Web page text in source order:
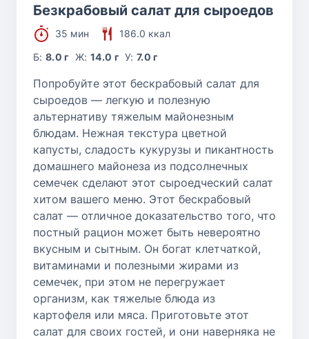
Безкрабовый салат для сыроедов
35 мин
186.0 ккал
Б:8.0 г Ж: 14.0 г У:7.0 г
Попробуйте этот бескрабовый салат для
сыроедов — легкую и полезную
альтернативу тяжелым майонезным
блюдам. Нежная текстура цветной
капусты, сладость кукурузы и пикантность
домашнего майонеза из подсолнечных
семечек сделают этот сыроедческий салат
хитом вашего меню. Этот бескрабовый
салат — отличное доказательство того, что
постный рацион может быть невероятно
вкусным и сытным. Он богат клетчаткой,
витаминами и полезными жирами из
семечек, при этом не перегружает
организм, как тяжелые блюда из
картофеля или мяса. Приготовьте этот
салат для своих гостей, и они наверняка не